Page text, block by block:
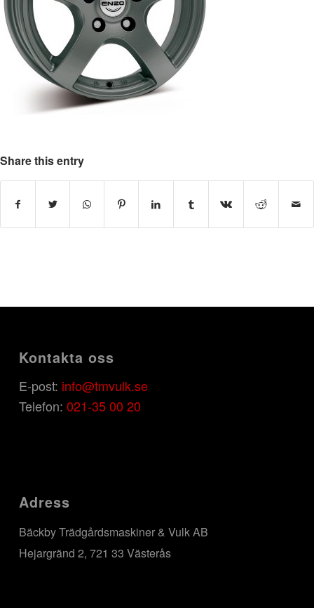
Share this entry
Kontakta oss
E-post: info@tmvulk.se
Telefon: 021-35 00 20
Adress
Bäckby Trädgårdsmaskiner & Vulk AB
Hejargränd 2, 721 33 Västerås